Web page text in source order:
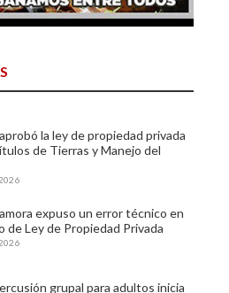
la ley de propiedad privada
de Tierras y Manejo del
expuso un error técnico en
de Ley de Propiedad Privada
grupal para adultos inicia